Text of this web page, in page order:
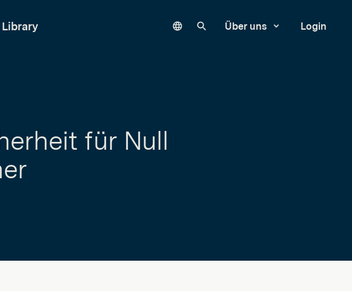
Library LanguageUnsere Website durchsuchen
Über uns Login
für Null